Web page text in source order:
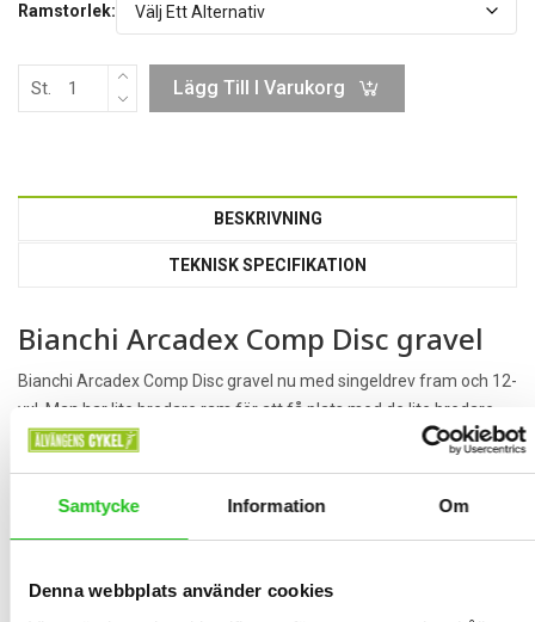
Samtycke Information Om
Denna webbplats använder cookies
Ramstorlek:
St. Lägg Till I Varukorg
BESKRIVNING
TEKNISK SPECIFIKATION
Bianchi Arcadex Comp Disc gravel
Bianchi Arcadex Comp Disc gravel nu med singeldrev fram och 12-
vxl. Man har lite bredare ram för att få plats med de lite bredare
däcken(dubbdäck för vintern inga problem). Höjt upp styret för
Styret är ett riktigt komfort bock styre som gör sittställningen
Bianchi